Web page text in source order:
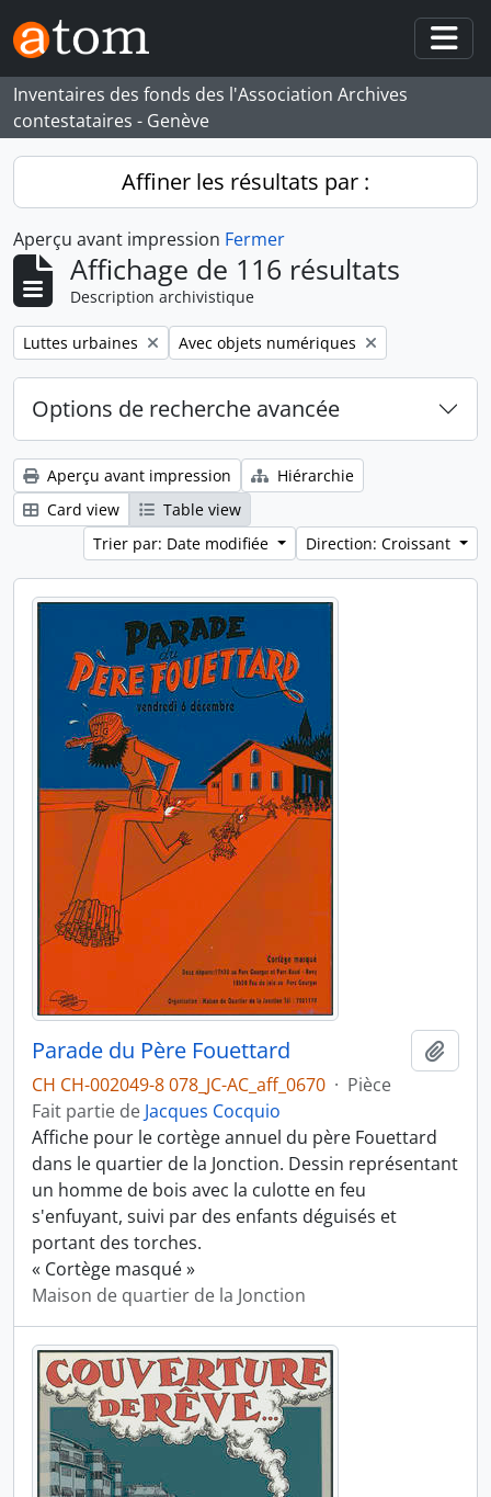
Skip to main content
Inventaires des fonds des l'Association Archives
contestataires - Genève
Affiner les résultats par :
Aperçu avant impression Fermer
Affichage de 116 résultats
Description archivistique
Remove filter:
Luttes urbaines Remove filter:
Avec objets numériques
Options de recherche avancée
Aperçu avant impression
Hiérarchie
Card view
Table view
Trier par: Date modifiée
Direction: Croissant
Parade du Père Fouettard
CH CH-002049-8 078_JC-AC_aff_0670 · Pièce
Fait partie de Jacques Cocquio
Affiche pour le cortège annuel du père Fouettard
dans le quartier de la Jonction. Dessin représentant
un homme de bois avec la culotte en feu
s'enfuyant, suivi par des enfants déguisés et
portant des torches.
« Cortège masqué »
Maison de quartier de la Jonction